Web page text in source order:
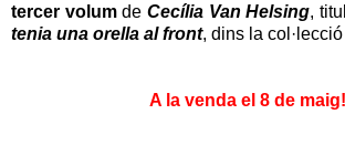
tercer volumdeCecília Van Helsing,
tenia una orella al front, dins la
A la venda el 8 de maig!